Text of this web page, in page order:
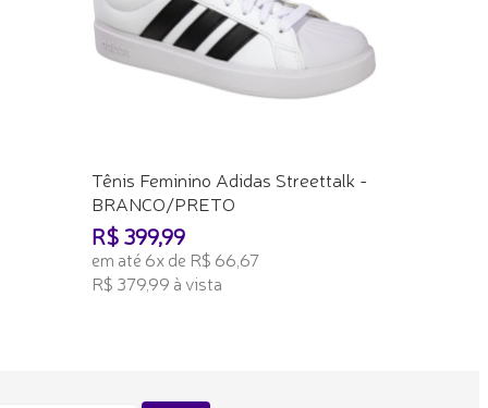
Tênis Feminino Adidas Streettalk -
BRANCO/PRETO
R$ 399,99
em até 6x de R$ 66,67
R$ 379,99 à vista